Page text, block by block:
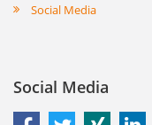
Social Media
Social Media